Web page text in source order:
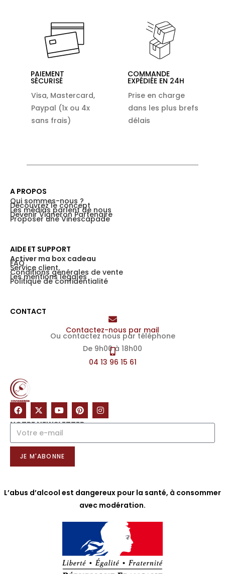
PAIEMENT
SÉCURISÉ
Visa, Mastercard,
Paypal (1x ou 4x
sans frais)
COMMANDE
EXPÉDIÉE EN 24H
Prise en charge
dans les plus brefs
délais
NOTRE NEWSLETTER
JE M'ABONNE
CONTACT
Contactez-nous par mail
Ou contactez nous par téléphone
De 9h00 à 18h00
04 13 96 15 61
AIDE ET SUPPORT
Activer ma box cadeau
FAQ
Service client
Conditions générales de vente
Les mentions légales
Politique de confidentialité
A PROPOS
Qui sommes-nous ?
Découvrez le concept
Les médias parlent de nous
Devenir Vigneron Partenaire
Proposer une Vinescapade
L’abus d’alcool est dangereux pour la santé, à consommer
avec modération.